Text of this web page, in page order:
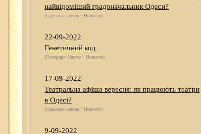
найвідоміший градоначальник Одеси?
(Одесская жизнь / Новости)
22-09-2022
Генетичний код
(Вечерняя Одесса / Новости)
17-09-2022
Театральна афіша вересня: як працюють театри
в Одесі?
(Одесская жизнь / Новости)
9-09-2022